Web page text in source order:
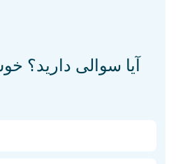
آیا سوالی دارید؟